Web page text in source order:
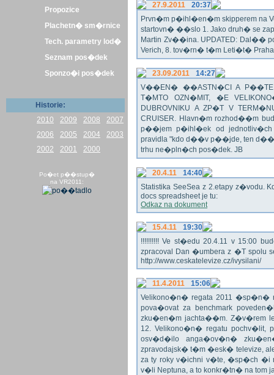
Propozice
Plachetn� sm�rnice
Tech. parametry lod�
Seznam pos�dek
Sponzo�i pos�dek
Historie:
2010
2009 2008
2007
2006
2005 2004
2003
2002
2001 2000
Po�et p��stup�
na VR2011:
27.9.2011
20:37
Prvn�m p�ihl�en�m skipperem na
startovn� ��slo 1. Jako druh� se
Martin Zv��ina. UPDATED: Dal��
Verich, 8. tov�rn� t�m Leti�t� Praha
23.09.2011
14:27
V��EN� ��ASTN�CI A
T�MTO OZN�MIT, �E
DUBROVNIKU A ZP�T V
CRUISER. Hlavn�m rozhod��m
p��jem p�ihl�ek od
pravidla "kdo d��v p��jde, ten
trhu ne�pln�ch pos�dek. JB
20.4.11
14:40
Statistika SeeSea z 2.etapy z�vodu.
docs spreadsheet je tu:
Odkaz na dokument
15.4.11
19:30
!!!!!!!!!! Ve st�edu 20.4.11 v 15:00
zpracoval Dan �umbera z �T spolu
http://www.ceskatelevize.cz/ivysilani/
11.4.2011
15:06
Velikono�n� regata 2011 �sp�n�
pova�ovat za benchmark
zku�en�m jachta��m. Z�v�rem
12. Velikono�n� regatu
osv�d�ilo anga�ov�n�
zpravodajsk� t�m �esk� televize,
za ty roky v�ichni v�te, �sp�ch
v�li Neptuna, a to konkr�tn� na tom